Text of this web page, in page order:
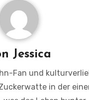
Jessica
Fan und
in der